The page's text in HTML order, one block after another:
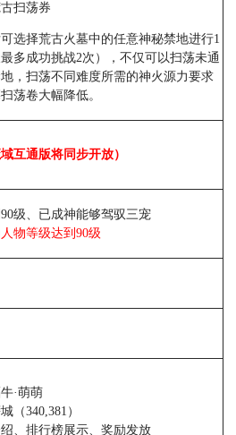
扫荡券
选择荒古火墓中的任意神秘禁地进行1
多成功挑战2次），不仅可以扫荡未通
，扫荡不同难度所需的神火源力要求
荡卷大幅降低。
互通版将同步开放）
级、已成神能够驾驭三宠
物等级达到90级
·萌萌
（340,381）
、排行榜展示、奖励发放